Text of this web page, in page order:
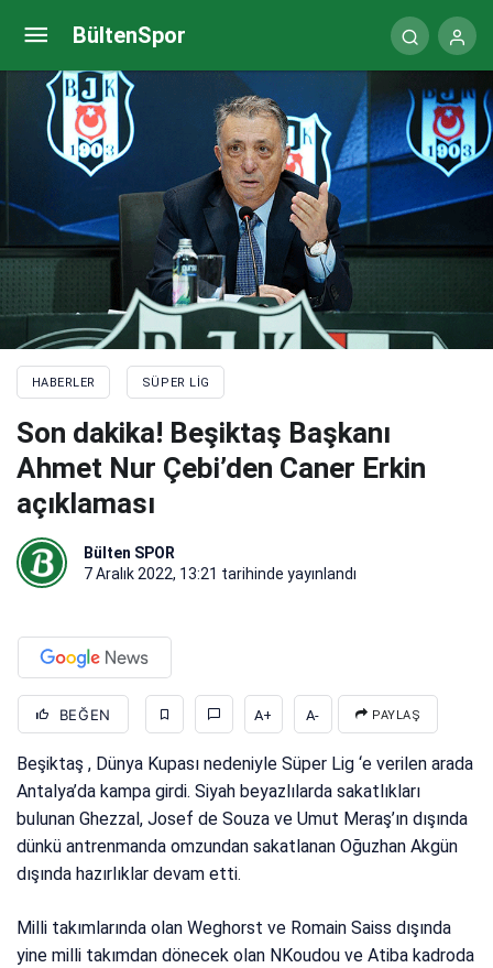
BültenSpor
HABERLER SÜPER LIG
Son dakika! Beşiktaş Başkanı
Ahmet Nur Çebi’den Caner Erkin
açıklaması
Bülten SPOR
7 Aralık 2022, 13:21 tarihinde yayınlandı
BEĞEN A+ A- PAYLAŞ
Beşiktaş , Dünya Kupası nedeniyle Süper Lig ‘e verilen arada
Antalya’da kampa girdi. Siyah beyazlılarda sakatlıkları
bulunan Ghezzal, Josef de Souza ve Umut Meraş’ın dışında
dünkü antrenmanda omzundan sakatlanan Oğuzhan Akgün
dışında hazırlıklar devam etti.
Milli takımlarında olan Weghorst ve Romain Saiss dışında
yine milli takımdan dönecek olan NKoudou ve Atiba kadroda
500 milyon Euro’luk teklife Ronaldo’nın cevabı!